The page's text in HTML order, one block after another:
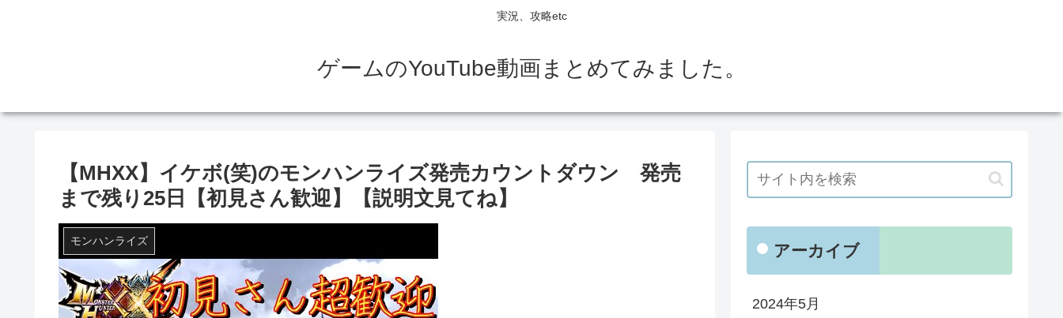
実況、攻略etc
ゲームのYouTube動画まとめてみました。
【MHXX】イケボ(笑)のモンハンライズ発売カウントダウン 発売
まで残り25日【初見さん歓迎】【説明文見てね】
モンハンライズ
アーカイブ
2024年5月